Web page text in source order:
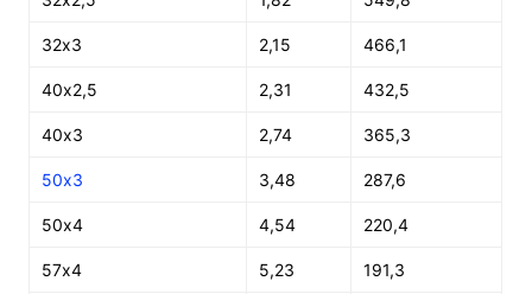
32х3 2,15 466,1
40х2,5 2,31 432,5
40х3 2,74 365,3
50х3 3,48 287,6
50х4 4,54 220,4
57х4 5,23 191,3